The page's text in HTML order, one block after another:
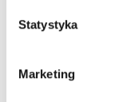
Statystyka
Marketing